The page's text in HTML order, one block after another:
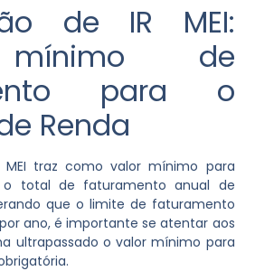
de IR MEI:
de
para o
Renda
MEI traz como valor mínimo para
o total de faturamento anual de
que o limite de faturamento
por ano, é importante se atentar aos
ultrapassado o valor mínimo para